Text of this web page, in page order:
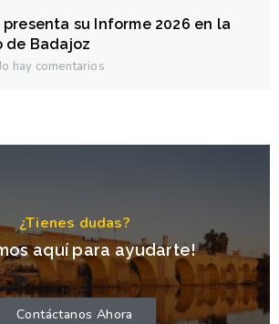
presenta su Informe 2026 en la
de Badajoz
hay comentarios
¿Tienes dudas?
aquí para ayudarte!
Contáctanos Ahora